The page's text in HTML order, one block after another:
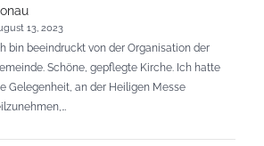
13, 2023
bin beeindruckt von der Organisation der
Schöne, gepflegte Kirche. Ich hatte
Gelegenheit, an der Heiligen Messe